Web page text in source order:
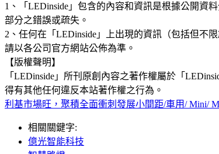
1、「LEDinside」包含的內容和資訊是根據公開資
部分之錯誤或疏失。
2、任何在「LEDinside」上出現的資訊（包括但不
請以各公司官方網站公佈為準。
【版權聲明】
「LEDinside」所刊原創內容之著作權屬於「
得有其他任何違反本站著作權之行為。
利基市場旺，聚積全面衝刺發展小間距/車用/ Mini/
相關關鍵字:
億光智能科技